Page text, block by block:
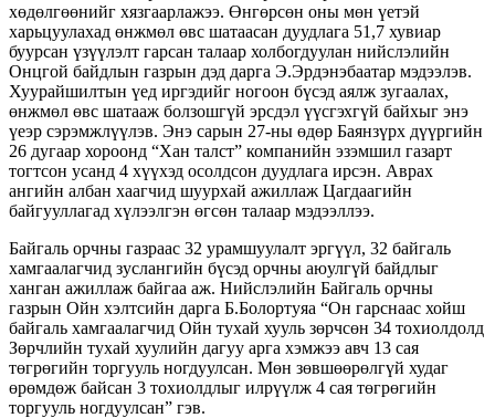
хөдөлгөөнийг хязгаарлажээ. Өнгөрсөн оны мөн үетэй
харьцуулахад өнжмөл өвс шатаасан дуудлага 51,7 хувиар
буурсан үзүүлэлт гарсан талаар холбогдуулан нийслэлийн
Онцгой байдлын газрын дэд дарга Э.Эрдэнэбаатар мэдээлэв.
Хуурайшилтын үед иргэдийг ногоон бүсэд аялж зугаалах,
өнжмөл өвс шатааж болзошгүй эрсдэл үүсгэхгүй байхыг энэ
үеэр сэрэмжлүүлэв. Энэ сарын 27-ны өдөр Баянзүрх дүүргийн
26 дугаар хороонд “Хан талст” компанийн эзэмшил газарт
тогтсон усанд 4 хүүхэд осолдсон дуудлага ирсэн. Аврах
ангийн албан хаагчид шуурхай ажиллаж Цагдаагийн
байгууллагад хүлээлгэн өгсөн талаар мэдээллээ.
Байгаль орчны газраас 32 урамшуулалт эргүүл, 32 байгаль
хамгаалагчид зуслангийн бүсэд орчны аюулгүй байдлыг
ханган ажиллаж байгаа аж. Нийслэлийн Байгаль орчны
газрын Ойн хэлтсийн дарга Б.Болортуяа “Он гарснаас хойш
байгаль хамгаалагчид Ойн тухай хууль зөрчсөн 34 тохиолдолд
Зөрчлийн тухай хуулийн дагуу арга хэмжээ авч 13 сая
төгрөгийн торгууль ногдуулсан. Мөн зөвшөөрөлгүй худаг
өрөмдөж байсан 3 тохиолдлыг илрүүлж 4 сая төгрөгийн
торгууль ногдуулсан” гэв.